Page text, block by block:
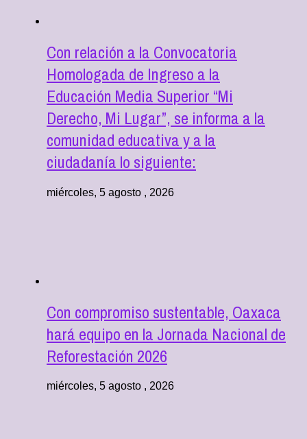
Con relación a la Convocatoria
Homologada de Ingreso a la
Educación Media Superior “Mi
Derecho, Mi Lugar”, se informa a la
comunidad educativa y a la
ciudadanía lo siguiente:
miércoles, 5 agosto , 2026
Con compromiso sustentable, Oaxaca
hará equipo en la Jornada Nacional de
Reforestación 2026
miércoles, 5 agosto , 2026